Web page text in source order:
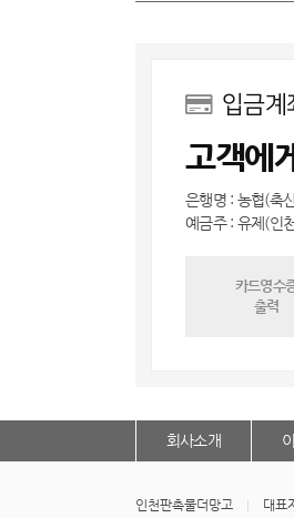
입금계
고객에
은행명 : 농협(축
예금주 : 유제(인
카드영수
출력
회사소개
인천판촉물더망고 대표